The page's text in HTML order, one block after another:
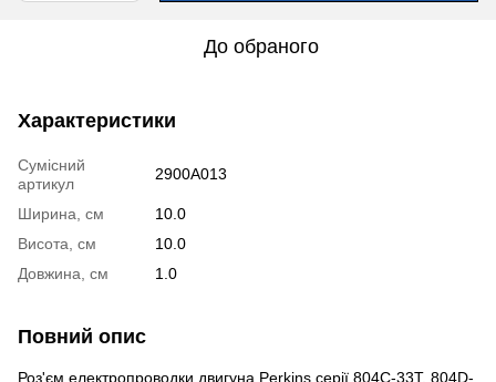
До обраного
Характеристики
Сумісний
артикул
2900A013
Ширина, см
10.0
Висота, см
10.0
Довжина, см
1.0
Повний опис
Роз'єм електропроводки двигуна Perkins серії 804C-33T, 804D-